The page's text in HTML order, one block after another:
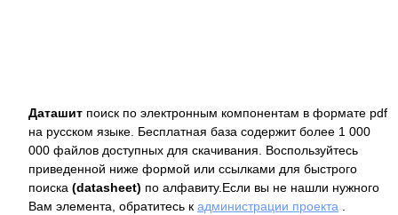
Даташит поиск по электронным компонентам в формате pdf
на русском языке. Бесплатная база содержит более 1 000
000 файлов доступных для скачивания. Воспользуйтесь
приведенной ниже формой или ссылками для быстрого
поиска (datasheet) по алфавиту.Если вы не нашли нужного
Вам элемента, обратитесь к администрации проекта